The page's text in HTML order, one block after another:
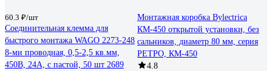
60.3 ₽/шт
Соединительная клемма для
быстрого монтажа WAGO 2273-248
8-ми проводная, 0,5-2,5 кв.мм,
450В, 24А, с пастой, 50 шт 2689
Монтажная коробка Bylectrica
КМ-450 открытой установки, без
сальников, диаметр 80 мм, серия
РЕТРО, КМ-450
4.8